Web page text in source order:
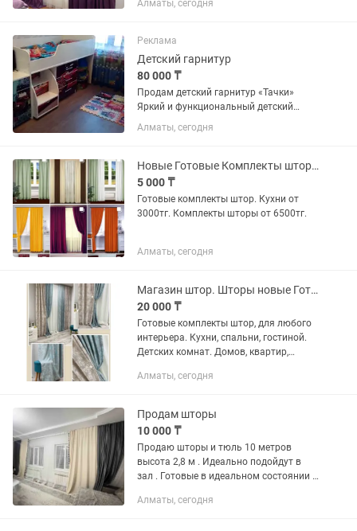
Алматы, сегодня
Реклама
Детский гарнитур
80 000 ₸
Продам детский гарнитур «Тачки»
Яркий и функциональный детский
гарнитур в отличном состоянии.
Идеально подойдет для дошкольного и
входит: Кровать-чердак с защитными...
Алматы, сегодня
Новые Готовые Комплекты шторы
5 000 ₸
Готовые комплекты штор. Кухни от
3000тг. Комплекты шторы от 6500тг.
Алматы, сегодня
Магазин штор. Шторы новые Готовые комплекты шторы
20 000 ₸
Готовые комплекты штор, для любого
интерьера. Кухни, спальни, гостиной.
Детских комнат. Домов, квартир,
можем предложить пошив из данной
Алматы, сегодня
Продам шторы
10 000 ₸
Продаю шторы и тюль 10 метров
высота 2,8 м . Идеально подойдут в
зал . Готовые в идеальном состоянии .
Алматы, сегодня